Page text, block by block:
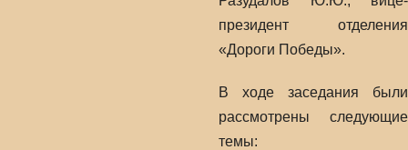
президент отделения
«Дороги Победы».
В ходе заседания были
рассмотрены следующие
темы: